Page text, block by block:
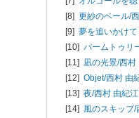
[8] 更紗のベール/
[9] 夢を追いかけ
[10] パームトゥリ
[11] 凪の光景/西村
[12] Objet/西村 由
[13] 夜/西村 由紀江
[14] 風のスキップ/